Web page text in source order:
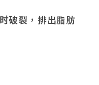
破裂，排出脂肪